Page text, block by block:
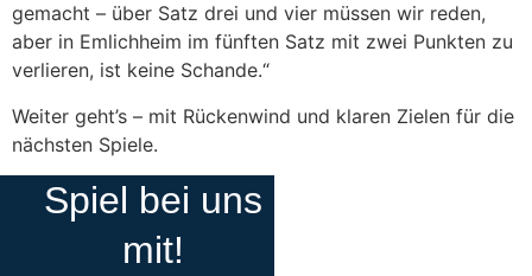
gemacht – über Satz drei und vier müssen wir reden,
aber in Emlichheim im fünften Satz mit zwei Punkten zu
verlieren, ist keine Schande.“
Weiter geht’s – mit Rückenwind und klaren Zielen für die
nächsten Spiele.
Spiel bei uns
mit!